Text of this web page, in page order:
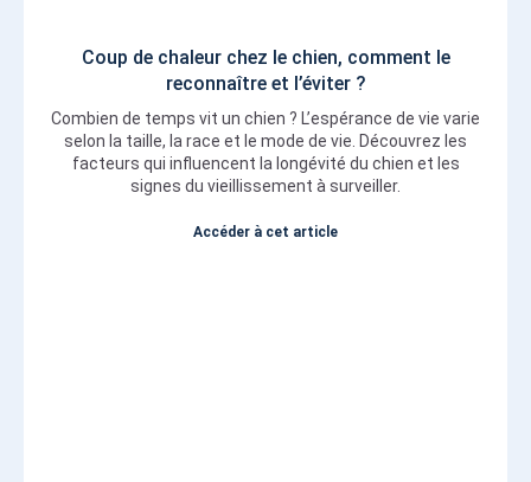
Coup de chaleur chez le chien, comment le
reconnaître et l’éviter ?
Combien de temps vit un chien ? L’espérance de vie varie
selon la taille, la race et le mode de vie. Découvrez les
facteurs qui influencent la longévité du chien et les
signes du vieillissement à surveiller.
Accéder à cet article